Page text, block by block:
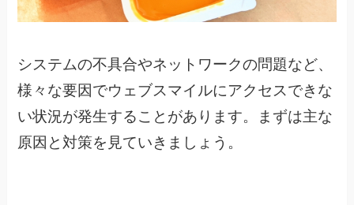
システムの不具合やネットワークの問題など、
様々な要因でウェブスマイルにアクセスできな
い状況が発生することがあります。
まずは主な
原因と対策を見ていきましょう。